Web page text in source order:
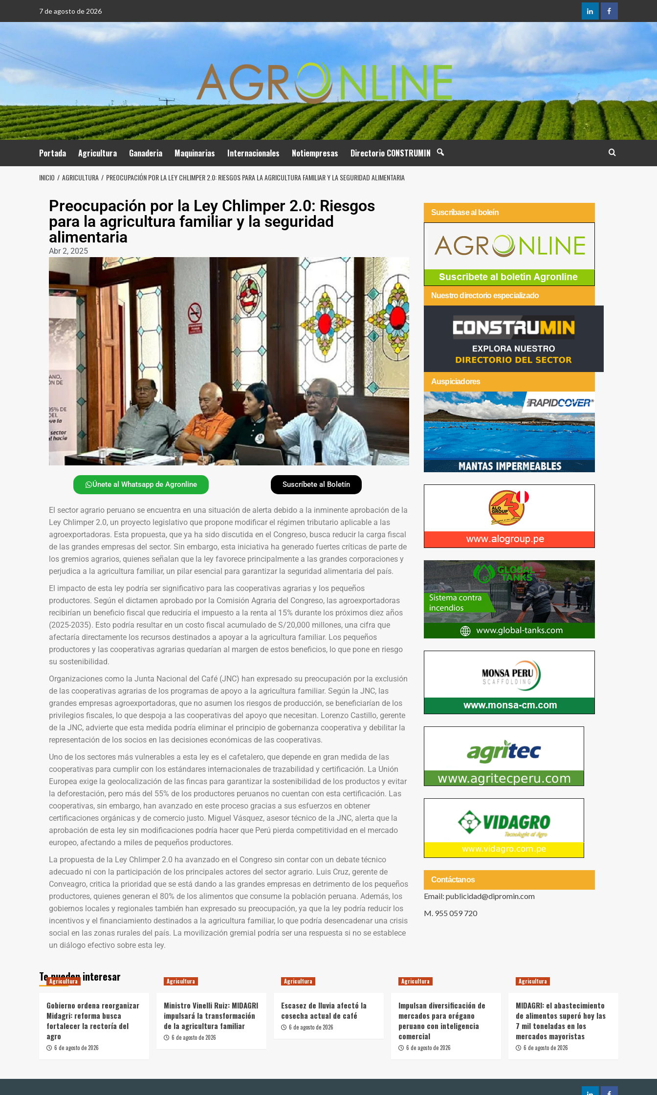
7 de agosto de 2026
Portada Agricultura Ganaderia Maquinarias Internacionales Notiempresas Directorio CONSTRUMIN
INICIO AGRICULTURA PREOCUPACIÓN POR LA LEY CHLIMPER 2.0: RIESGOS PARA LA AGRICULTURA FAMILIAR Y LA SEGURIDAD ALIMENTARIA
Preocupación por la Ley Chlimper 2.0: Riesgos
para la agricultura familiar y la seguridad
alimentaria
Abr 2, 2025
Únete al Whatsapp de Agronline Suscríbete al Boletín
El sector agrario peruano se encuentra en una situación de alerta debido a la inminente aprobación de la
Ley Chlimper 2.0, un proyecto legislativo que propone modificar el régimen tributario aplicable a las
agroexportadoras. Esta propuesta, que ya ha sido discutida en el Congreso, busca reducir la carga fiscal
de las grandes empresas del sector. Sin embargo, esta iniciativa ha generado fuertes críticas de parte de
los gremios agrarios, quienes señalan que la ley favorece principalmente a las grandes corporaciones y
perjudica a la agricultura familiar, un pilar esencial para garantizar la seguridad alimentaria del país.
El impacto de esta ley podría ser significativo para las cooperativas agrarias y los pequeños
productores. Según el dictamen aprobado por la Comisión Agraria del Congreso, las agroexportadoras
recibirían un beneficio fiscal que reduciría el impuesto a la renta al 15% durante los próximos diez años
(2025-2035). Esto podría resultar en un costo fiscal acumulado de S/20,000 millones, una cifra que
afectaría directamente los recursos destinados a apoyar a la agricultura familiar. Los pequeños
productores y las cooperativas agrarias quedarían al margen de estos beneficios, lo que pone en riesgo
su sostenibilidad.
Organizaciones como la Junta Nacional del Café (JNC) han expresado su preocupación por la exclusión
de las cooperativas agrarias de los programas de apoyo a la agricultura familiar. Según la JNC, las
grandes empresas agroexportadoras, que no asumen los riesgos de producción, se beneficiarían de los
privilegios fiscales, lo que despoja a las cooperativas del apoyo que necesitan. Lorenzo Castillo, gerente
de la JNC, advierte que esta medida podría eliminar el principio de gobernanza cooperativa y debilitar la
representación de los socios en las decisiones económicas de las cooperativas.
Uno de los sectores más vulnerables a esta ley es el cafetalero, que depende en gran medida de las
cooperativas para cumplir con los estándares internacionales de trazabilidad y certificación. La Unión
Europea exige la geolocalización de las fincas para garantizar la sostenibilidad de los productos y evitar
la deforestación, pero más del 55% de los productores peruanos no cuentan con esta certificación. Las
cooperativas, sin embargo, han avanzado en este proceso gracias a sus esfuerzos en obtener
certificaciones orgánicas y de comercio justo. Miguel Vásquez, asesor técnico de la JNC, alerta que la
aprobación de esta ley sin modificaciones podría hacer que Perú pierda competitividad en el mercado
europeo, afectando a miles de pequeños productores.
La propuesta de la Ley Chlimper 2.0 ha avanzado en el Congreso sin contar con un debate técnico
adecuado ni con la participación de los principales actores del sector agrario. Luis Cruz, gerente de
Conveagro, critica la prioridad que se está dando a las grandes empresas en detrimento de los pequeños
productores, quienes generan el 80% de los alimentos que consume la población peruana. Además, los
gobiernos locales y regionales también han expresado su preocupación, ya que la ley podría reducir los
incentivos y el financiamiento destinados a la agricultura familiar, lo que podría desencadenar una crisis
social en las zonas rurales del país. La movilización gremial podría ser una respuesta si no se establece
un diálogo efectivo sobre esta ley.
Suscríbase al boleín
Nuestro directorio especializado
Auspiciadores
Contáctanos
Email: publicidad@dipromin.com
M. 955 059 720
Te pueden interesar
Agricultura
Gobierno ordena reorganizar
Midagri: reforma busca
fortalecer la rectoría del
agro
6 de agosto de 2026
Agricultura
Ministro Vinelli Ruiz: MIDAGRI
impulsará la transformación
de la agricultura familiar
6 de agosto de 2026
Agricultura
Escasez de lluvia afectó la
cosecha actual de café
6 de agosto de 2026
Agricultura
Impulsan diversificación de
mercados para orégano
peruano con inteligencia
comercial
6 de agosto de 2026
Agricultura
MIDAGRI: el abastecimiento
de alimentos superó hoy las
7 mil toneladas en los
mercados mayoristas
6 de agosto de 2026